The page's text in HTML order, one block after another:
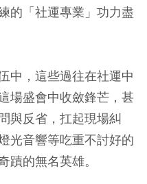
的「社運專業」功力盡
中，這些過往在社運中
場盛會中收斂鋒芒，甚
與反省，扛起現場糾
光音響等吃重不討好的
蹟的無名英雄。